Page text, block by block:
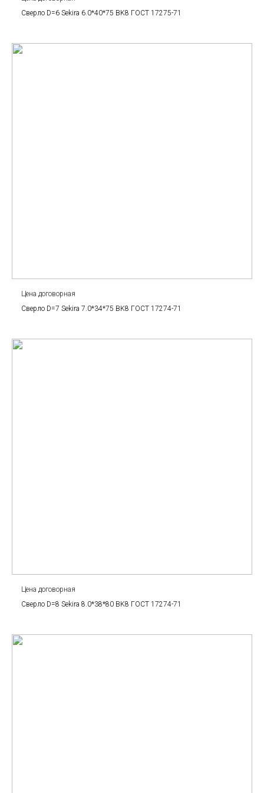
Сверло D=6 Sekira 6.0*40*75 BK8 ГОСТ 17275-71
Цена договорная
Сверло D=7 Sekira 7.0*34*75 BK8 ГОСТ 17274-71
Цена договорная
Сверло D=8 Sekira 8.0*38*80 BK8 ГОСТ 17274-71